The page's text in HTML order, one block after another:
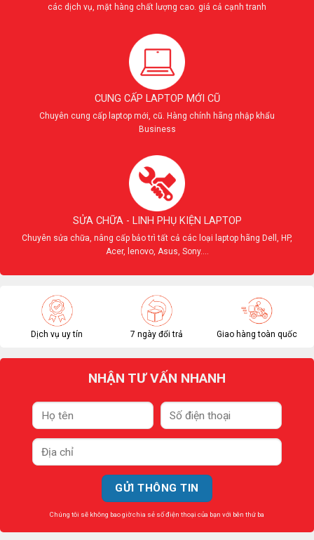
các dịch vụ, mặt hàng chất lượng cao. giá cả cạnh tranh
CUNG CẤP LAPTOP MỚI CŨ
Chuyên cung cấp laptop mới, cũ. Hàng chính hãng nhập khẩu
Business
SỬA CHỮA - LINH PHỤ KIỆN LAPTOP
Chuyên sửa chữa, nâng cấp bảo trì tất cả các loại laptop hãng Dell, HP,
Acer, lenovo, Asus, Sony....
Dịch vụ uy tín 7 ngày đổi trả Giao hàng toàn quốc
NHẬN TƯ VẤN NHANH
Chúng tôi sẽ không bao giờ chia sẻ số điện thoại của bạn với bên thứ ba